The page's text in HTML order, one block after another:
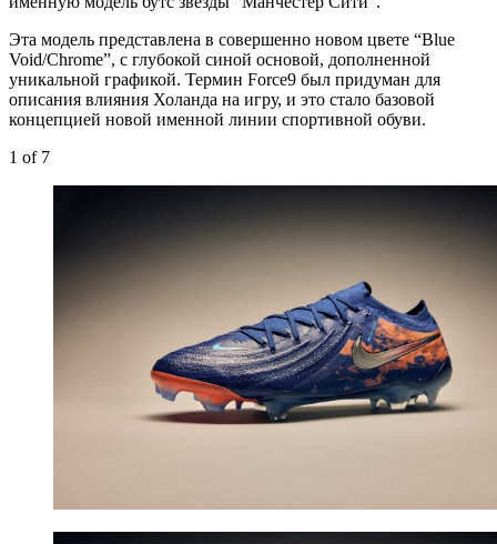
Эта модель представлена в совершенно новом цвете “Blue
Void/Chrome”, с глубокой синой основой, дополненной
уникальной графикой. Термин Force9 был придуман для
описания влияния Холанда на игру, и это стало базовой
концепцией новой именной линии спортивной обуви.
1 of 7